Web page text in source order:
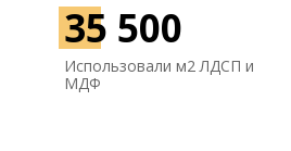
35 500
Использовали м2 ЛДСП и
МДФ